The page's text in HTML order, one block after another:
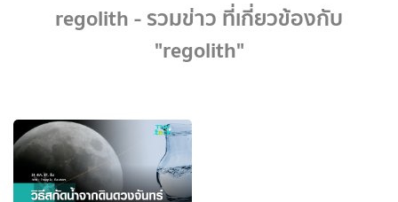
regolith - รวมข่าว ที่เกี่ยวข้องกับ
"regolith"